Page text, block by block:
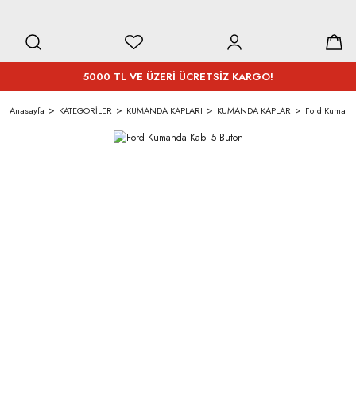
5000 TL VE ÜZERİ ÜCRETSİZ KARGO!
Anasayfa KATEGORİLER KUMANDA KAPLARI KUMANDA KAPLAR Ford